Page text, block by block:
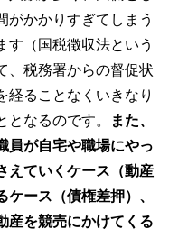
がかかりすぎてしまう
す（国税徴収法という
、税務署からの督促状
経ることなくいきなり
なるのです。
また、
員が自宅や職場にやっ
えていくケース（動産
ース（債権差押）、
産を競売にかけてくる